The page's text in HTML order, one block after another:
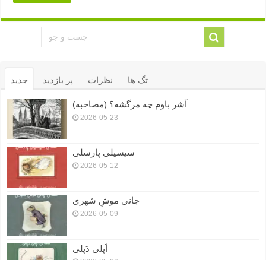
جدید پر بازدید نظرات تگ ها
آشر باوم چه مرگشه؟ (مصاحبه)
2026-05-23
سیسیلی پارسلی
2026-05-12
جانی موشِ شهری
2026-05-09
اَپلی دَپلی